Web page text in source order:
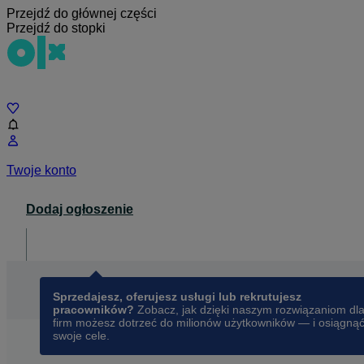
Przejdź do głównej części
Przejdź do stopki
Twoje konto
Dodaj ogłoszenie
Sprzedajesz, oferujesz usługi lub rekrutujesz
pracowników? Zobacz, jak dzięki naszym rozwiązaniom dla
firm możesz dotrzeć do milionów użytkowników — i osiągnąć
swoje cele.